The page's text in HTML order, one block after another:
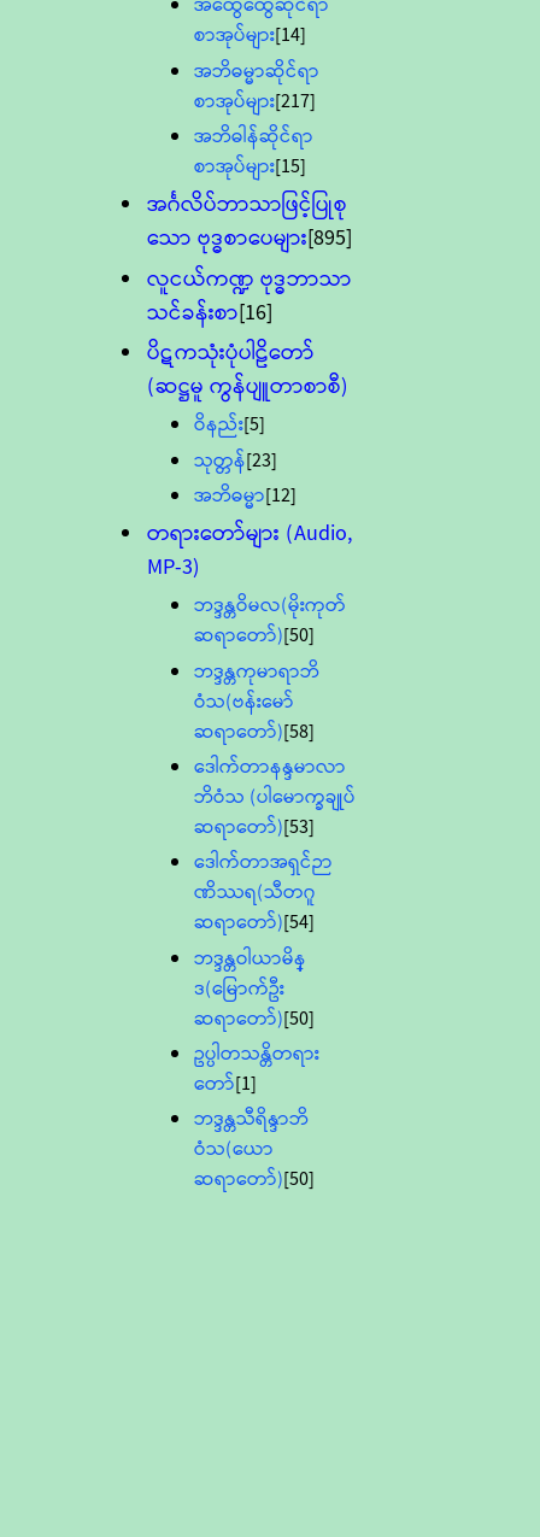
စာအုပ်များ[14]
အဘိဓမ္မာဆိုင်ရာ
စာအုပ်များ[217]
အဘိဓါန်ဆိုင်ရာ
စာအုပ်များ[15]
အင်္ဂလိပ်ဘာသာဖြင့်ပြုစု
သော ဗုဒ္ဓစာပေများ[895]
လူငယ်ကဏ္ဍ ဗုဒ္ဓဘာသာ
သင်ခန်းစာ[16]
ပိဋကသုံးပုံပါဠိတော်
(ဆဋ္ဌမူ ကွန်ပျူတာစာစီ)
ဝိနည်း[5]
သုတ္တန်[23]
အဘိဓမ္မာ[12]
တရားတော်များ (Audio,
MP-3)
ဘဒ္ဒန္တဝိမလ(မိုးကုတ်
ဆရာတော်)[50]
ဘဒ္ဒန္တကုမာရာဘိ
ဝံသ(ဗန်းမော်
ဆရာတော်)[58]
ဒေါက်တာနန္ဒမာလာ
ဘိဝံသ (ပါမောက္ခချုပ်
ဆရာတော်)[53]
ဒေါက်တာအရှင်ဉာ
ဏိဿရ(သီတဂူ
ဆရာတော်)[54]
ဘဒ္ဒန္တဝါယာမိန္
ဒ(မြောက်ဦး
ဆရာတော်)[50]
ဥပ္ပါတသန္တိတရား
တော်[1]
ဘဒ္ဒန္တသီရိန္ဒာဘိ
ဝံသ(ယော
ဆရာတော်)[50]